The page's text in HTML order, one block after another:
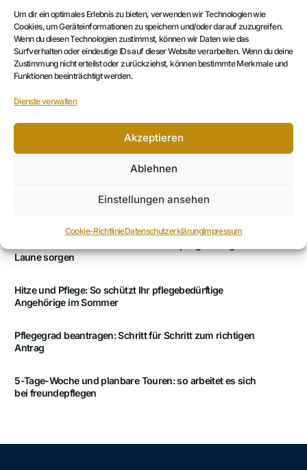
Um dir ein optimales Erlebnis zu bieten, verwenden wir Technologien wie
Cookies, um Geräteinformationen zu speichern und/oder darauf zuzugreifen.
Wenn du diesen Technologien zustimmst, können wir Daten wie das
Surfverhalten oder eindeutige IDs auf dieser Website verarbeiten. Wenn du deine
Zustimmung nicht erteilst oder zurückziehst, können bestimmte Merkmale und
Funktionen beeinträchtigt werden.
Dienste verwalten
Akzeptieren
Ablehnen
Einstellungen ansehen
Cookie-RichtlinieDatenschutzerklärungImpressum
LENA - KI ASSISTENTIN9. JULI 2026
Suchen
Laune sorgen
Hitze und Pflege: So schützt Ihr pflegebedürftige
Angehörige im Sommer
Pflegegrad beantragen: Schritt für Schritt zum richtigen
Antrag
5-Tage-Woche und planbare Touren: so arbeitet es sich
bei freundepflegen